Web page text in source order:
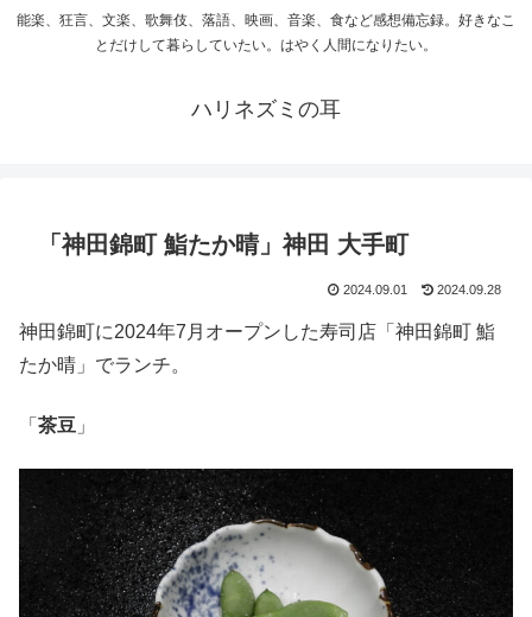
能楽、狂言、文楽、歌舞伎、落語、映画、音楽、食など感想備忘録。好きなこ
とだけして暮らしていたい。はやく人間になりたい。
ハリネズミの耳
「神田錦町 鮨たか晴」神田 大手町
2024.09.01 2024.09.28
神田錦町に2024年7月オープンした寿司店「神田錦町 鮨
たか晴」でランチ。
「 茶豆 」